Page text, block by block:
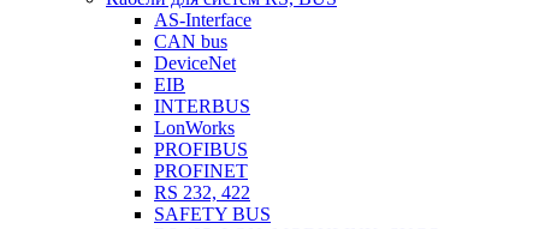
AS-Interface
CAN bus
DeviceNet
EIB
INTERBUS
LonWorks
PROFIBUS
PROFINET
RS 232, 422
SAFETY BUS